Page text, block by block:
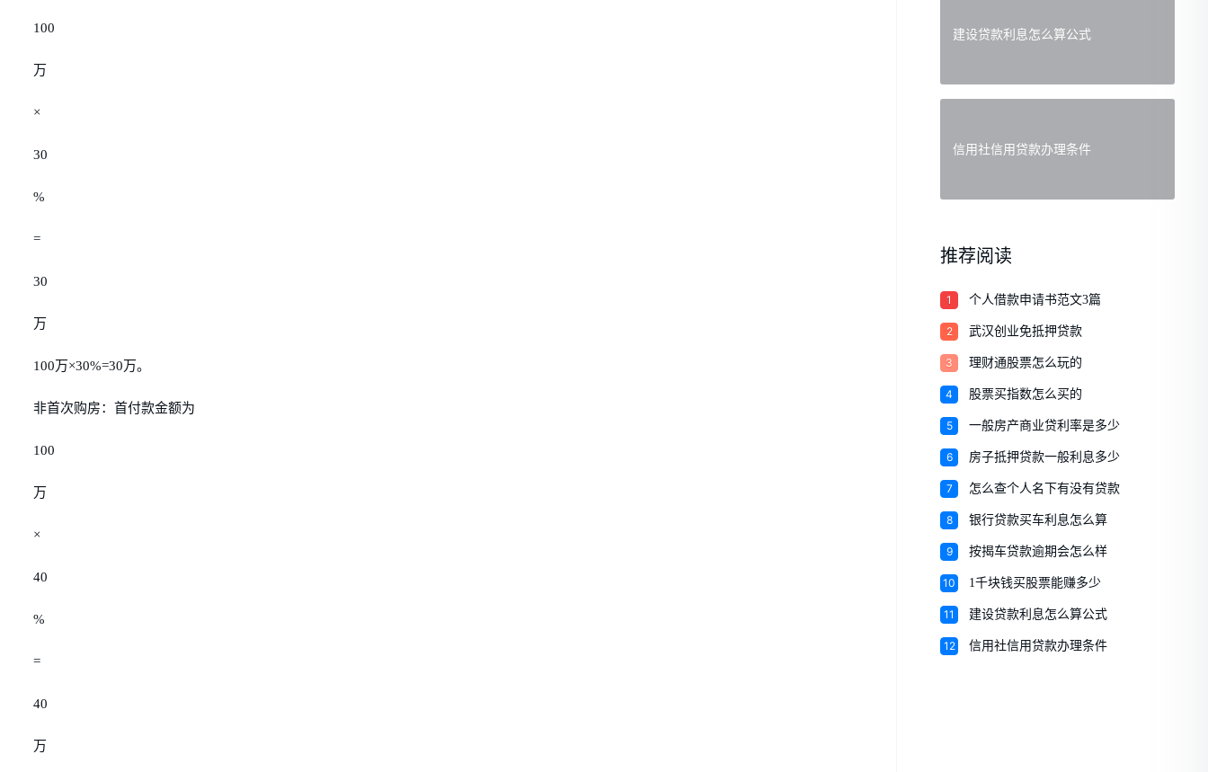
100
万
×
30
%
=
30
万
100万×30%=30万。
非首次购房：首付款金额为
100
万
×
40
%
=
40
万
建设贷款利息怎么算公式
信用社信用贷款办理条件
推荐阅读
1 个人借款申请书范文3篇
2 武汉创业免抵押贷款
3 理财通股票怎么玩的
4 股票买指数怎么买的
5 一般房产商业贷利率是多少
6 房子抵押贷款一般利息多少
7 怎么查个人名下有没有贷款
8 银行贷款买车利息怎么算
9 按揭车贷款逾期会怎么样
10 1千块钱买股票能赚多少
11 建设贷款利息怎么算公式
12 信用社信用贷款办理条件